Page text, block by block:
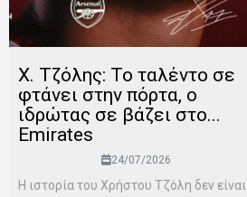
Χ. Τζόλης: Το ταλέντο σε
φτάνει στην πόρτα, ο
ιδρώτας σε βάζει στο...
Emirates
24/07/2026
Η ιστορία του Χρήστου Τζόλη δεν είναι